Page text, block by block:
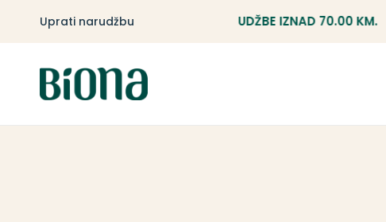
Uprati narudžbu
BESPLATNA DOSTAVA ZA NARUDŽBE IZNAD 70.00 KM.